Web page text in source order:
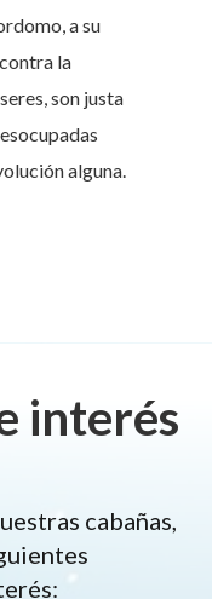
a su
la
son justa
alguna.
interés
cabañas,